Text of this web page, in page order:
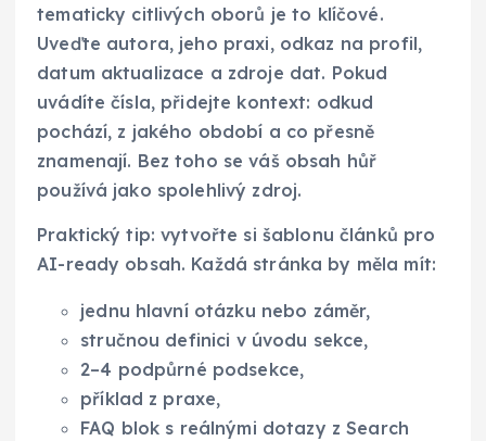
tematicky citlivých oborů je to klíčové.
Uveďte autora, jeho praxi, odkaz na profil,
datum aktualizace a zdroje dat. Pokud
uvádíte čísla, přidejte kontext: odkud
pochází, z jakého období a co přesně
znamenají. Bez toho se váš obsah hůř
používá jako spolehlivý zdroj.
Praktický tip: vytvořte si šablonu článků pro
AI-ready obsah. Každá stránka by měla mít:
jednu hlavní otázku nebo záměr,
stručnou definici v úvodu sekce,
2–4 podpůrné podsekce,
příklad z praxe,
FAQ blok s reálnými dotazy z Search